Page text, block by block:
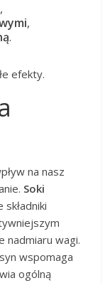
,
,
.
efekty.
na nasz
Soki
nadmiaru wagi.
wspomaga
ogólną